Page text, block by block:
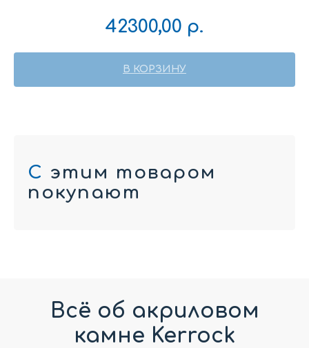
42300,00 р.
В КОРЗИНУ
С этим товаром
покупают
Всё об акриловом
камне Kerrock